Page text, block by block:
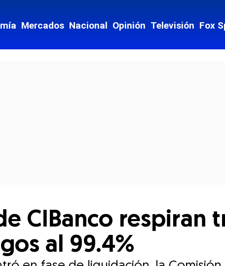
Mercados Nacional Opinión Televisión Fox
CIBanco respiran
al 99.4%
whatsapp